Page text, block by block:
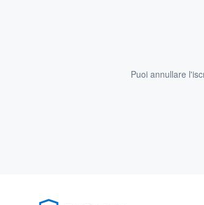
Puoi annullare